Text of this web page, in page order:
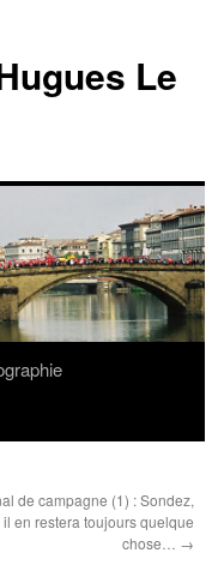
Le
de campagne (1) : Sondez,
en restera toujours quelque
chose… →